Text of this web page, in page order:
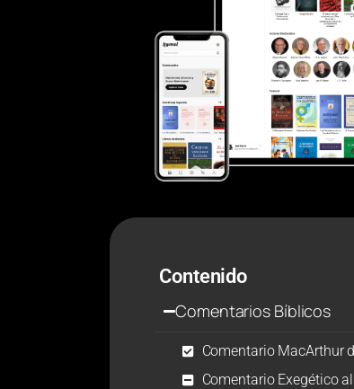
Contenido
Comentarios Bíblicos
Comentario MacArthur
Comentario Exegético